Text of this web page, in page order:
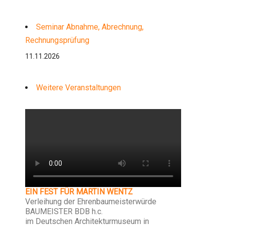
Seminar Abnahme, Abrechnung,
Rechnungsprüfung
11.11.2026
Weitere Veranstaltungen
EIN FEST FÜR MARTIN WENTZ
Verleihung der Ehrenbaumeisterwürde
BAUMEISTER BDB h.c.
im Deutschen Architekturmuseum in